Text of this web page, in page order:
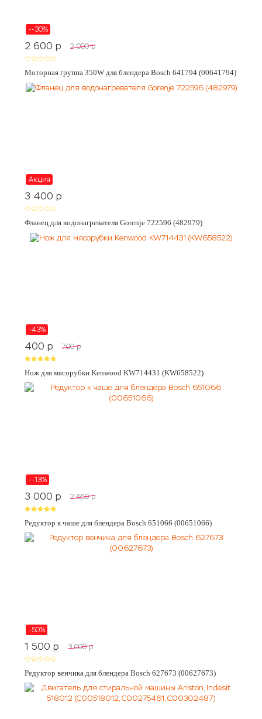
--30%
2 600 p 2 000 p
Моторная группа 350W для блендера Bosch 641794 (00641794)
Акция
3 400 p
Фланец для водонагревателя Gorenje 722596 (482979)
-43%
400 p 700 p
Нож для мясорубки Kenwood KW714431 (KW658522)
--13%
3 000 p 2 650 p
Редуктор к чаше для блендера Bosch 651066 (00651066)
-50%
1 500 p 3 000 p
Редуктор венчика для блендера Bosch 627673 (00627673)